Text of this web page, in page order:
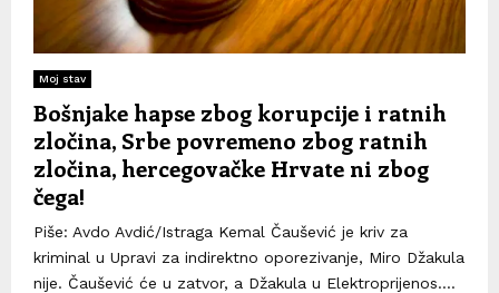
Moj stav
Bošnjake hapse zbog korupcije i ratnih
zločina, Srbe povremeno zbog ratnih
zločina, hercegovačke Hrvate ni zbog
čega!
Piše: Avdo Avdić/Istraga Kemal Čaušević je kriv za
kriminal u Upravi za indirektno oporezivanje, Miro Džakula
nije. Čaušević će u zatvor, a Džakula u Elektroprijenos....